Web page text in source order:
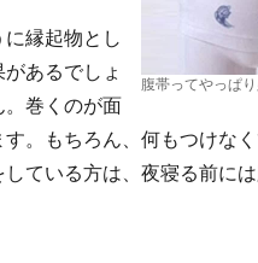
腹帯ってやっぱ
縁起物とし
あるでしょ
。巻くのが面
。もちろん、何もつけな
ている方は、夜寝る前に